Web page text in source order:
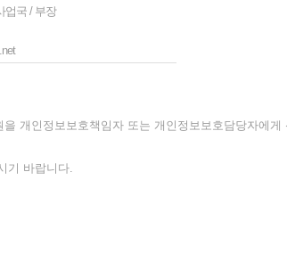
업국 / 부장
개인정보보호책임자 또는 개인정보보호담당자에
기 바랍니다.